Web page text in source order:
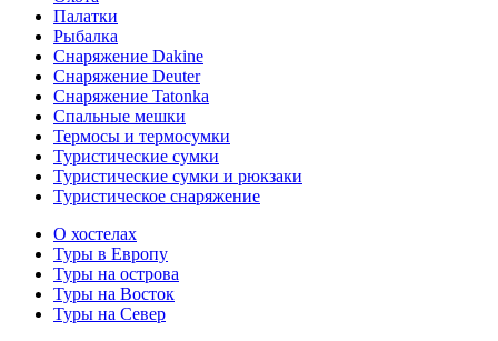
Палатки
Рыбалка
Снаряжение Dakine
Снаряжение Deuter
Снаряжение Tatonka
Спальные мешки
Термосы и термосумки
Туристические сумки
Туристические сумки и рюкзаки
Туристическое снаряжение
О хостелах
Туры в Европу
Туры на острова
Туры на Восток
Туры на Север